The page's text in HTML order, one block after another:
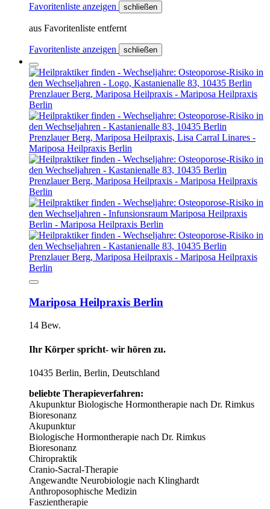
Favoritenliste anzeigen schließen
aus Favoritenliste entfernt
Favoritenliste anzeigen schließen
Mariposa Heilpraxis Berlin
14 Bew.
Ihr Körper spricht- wir hören zu.
10435 Berlin, Berlin, Deutschland
beliebte Therapieverfahren:
AkupunkturBiologische Hormontherapie nach Dr. Rimkus
Bioresonanz
Akupunktur
Biologische Hormontherapie nach Dr. Rimkus
Bioresonanz
Chiropraktik
Cranio-Sacral-Therapie
Angewandte Neurobiologie nach Klinghardt
Anthroposophische Medizin
Faszientherapie